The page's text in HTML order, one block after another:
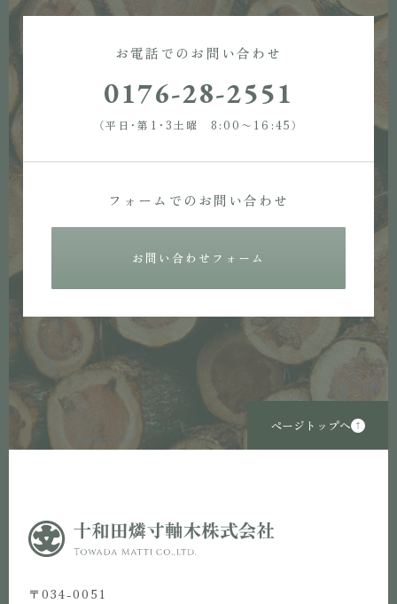
お電話でのお問い合わせ
0176-28-2551
（平日・第1・3土曜 8:00〜16:45）
フォームでのお問い合わせ
お問い合わせフォーム
ページトップへ
〒034-0051